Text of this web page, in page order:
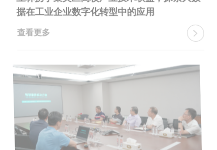
据在工业企业数字化转型中的应用
查看更多 